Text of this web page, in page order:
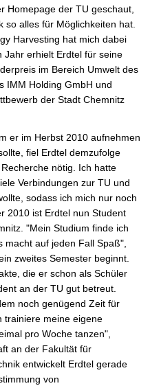
Homepage der TU geschaut,
so alles für Möglichkeiten hat.
Harvesting hat mich dabei
Jahr erhielt Erdtel für seine
im Bereich Umwelt des
IMM Holding GmbH und
der Stadt Chemnitz
er im Herbst 2010 aufnehmen
fiel Erdtel demzufolge
nötig. Ich hatte
Verbindungen zur TU und
sodass ich mich nur noch
2010 ist Erdtel nun Student
"Mein Studium finde ich
macht auf jeden Fall Spaß",
zweites Semester beginnt.
die er schon als Schüler
an der TU gut betreut.
noch genügend Zeit für
trainiere meine eigene
pro Woche tanzen",
an der Fakultät für
entwickelt Erdtel gerade
von